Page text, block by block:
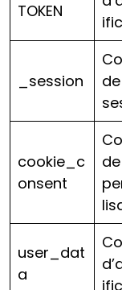
TOKEN
_session
de
cookie_c
onsent
de
user_dat
a